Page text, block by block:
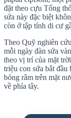
đặt theo cựu Tổng
sứa này đặc biệt
còn ở tập tính di cư
Theo Quỹ nghiên
mỗi ngày đàn sứa
theo vị trí của mặt
triệu con sứa bắt
bóng râm trên mặt
về phía tây.